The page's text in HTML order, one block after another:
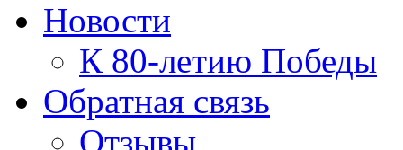
Новости
К 80-летию Победы
Обратная связь
Отзывы